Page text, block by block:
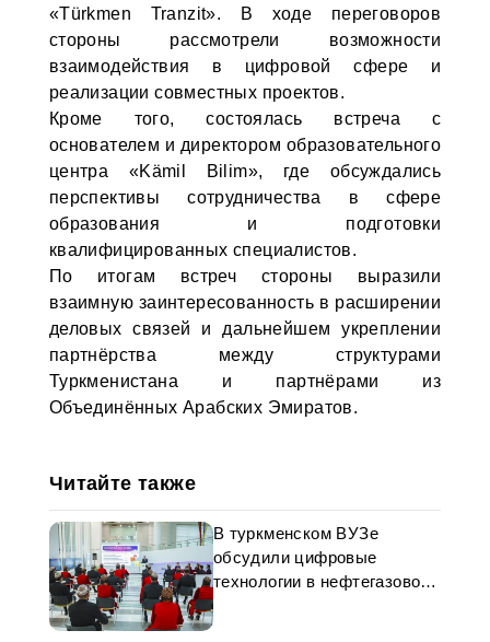
«Türkmen Tranzit». В ходе переговоров
стороны рассмотрели возможности
взаимодействия в цифровой сфере и
реализации совместных проектов.
Кроме того, состоялась встреча с
основателем и директором образовательного
центра «Kämil Bilim», где обсуждались
перспективы сотрудничества в сфере
образования и подготовки
квалифицированных специалистов.
По итогам встреч стороны выразили
взаимную заинтересованность в расширении
деловых связей и дальнейшем укреплении
партнёрства между структурами
Туркменистана и партнёрами из
Объединённых Арабских Эмиратов.
Читайте также
В туркменском ВУЗе
обсудили цифровые
технологии в нефтегазовой
отрасли